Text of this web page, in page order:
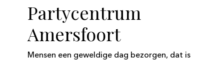
Partycentrum
Amersfoort
Mensen een geweldige dag bezorgen, dat is